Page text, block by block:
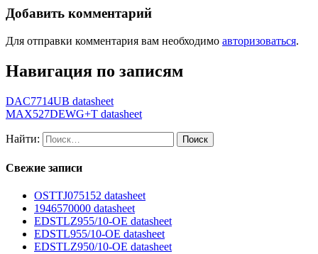
Добавить комментарий
Для отправки комментария вам необходимо авторизоваться.
Навигация по записям
DAC7714UB datasheet
MAX527DEWG+T datasheet
Найти:
Свежие записи
OSTTJ075152 datasheet
1946570000 datasheet
EDSTLZ955/10-OE datasheet
EDSTL955/10-OE datasheet
EDSTLZ950/10-OE datasheet